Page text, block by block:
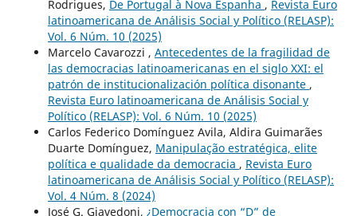
Rodrigues, De Portugal à Nova Espanha , Revista Euro
latinoamericana de Análisis Social y Político (RELASP):
Vol. 6 Núm. 10 (2025)
Marcelo Cavarozzi , Antecedentes de la fragilidad de
las democracias latinoamericanas en el siglo XXI: el
patrón de institucionalización política disonante ,
Revista Euro latinoamericana de Análisis Social y
Político (RELASP): Vol. 6 Núm. 10 (2025)
Carlos Federico Domínguez Avila, Aldira Guimarães
Duarte Domínguez, Manipulação estratégica, elite
política e qualidade da democracia , Revista Euro
latinoamericana de Análisis Social y Político (RELASP):
Vol. 4 Núm. 8 (2024)
José G. Giavedoni, ¿Democracia con “D” de